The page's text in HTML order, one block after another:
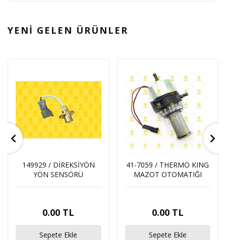
YENİ GELEN ÜRÜNLER
149929 / DİREKSİYÖN
YÖN SENSÖRÜ
0.00 TL
Sepete Ekle
41-7059 / THERMO KING
MAZOT OTOMATIĞI
0.00 TL
Sepete Ekle